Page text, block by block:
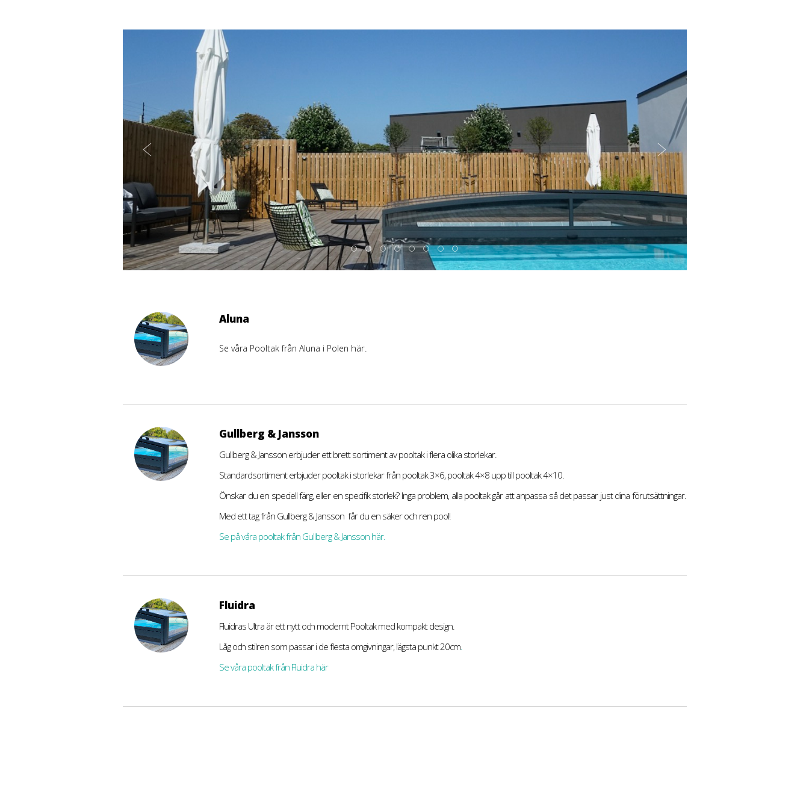
Aluna
Se våra Pooltak från Aluna i Polen här.
Gullberg & Jansson
Gullberg & Jansson erbjuder ett brett sortiment av pooltak i flera olika storlekar.
Standardsortiment erbjuder pooltak i storlekar från pooltak 3×6, pooltak 4×8 upp till pooltak 4×10.
Önskar du en speciell färg, eller en specifik storlek? Inga problem, alla pooltak går att anpassa så det passar just dina förutsättningar.
Med ett tag från Gullberg & Jansson får du en säker och ren pool!
Se på våra pooltak från Gullberg & Jansson här.
Fluidra
Fluidras Ultra är ett nytt och modernt Pooltak med kompakt design.
Låg och stilren som passar i de flesta omgivningar, lägsta punkt 20cm.
Se våra pooltak från Fluidra här